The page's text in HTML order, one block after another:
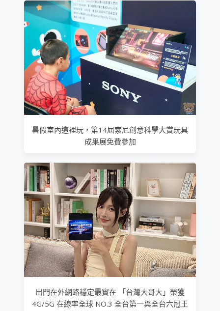
暑假室內這裡玩，第14屆索尼創意科學大賞玩具
成果展免費參加
出門在外網路穩定最實在 「台灣大哥大」榮獲
4G/5G 在線率全球 NO.3 全台第一與全台六冠王